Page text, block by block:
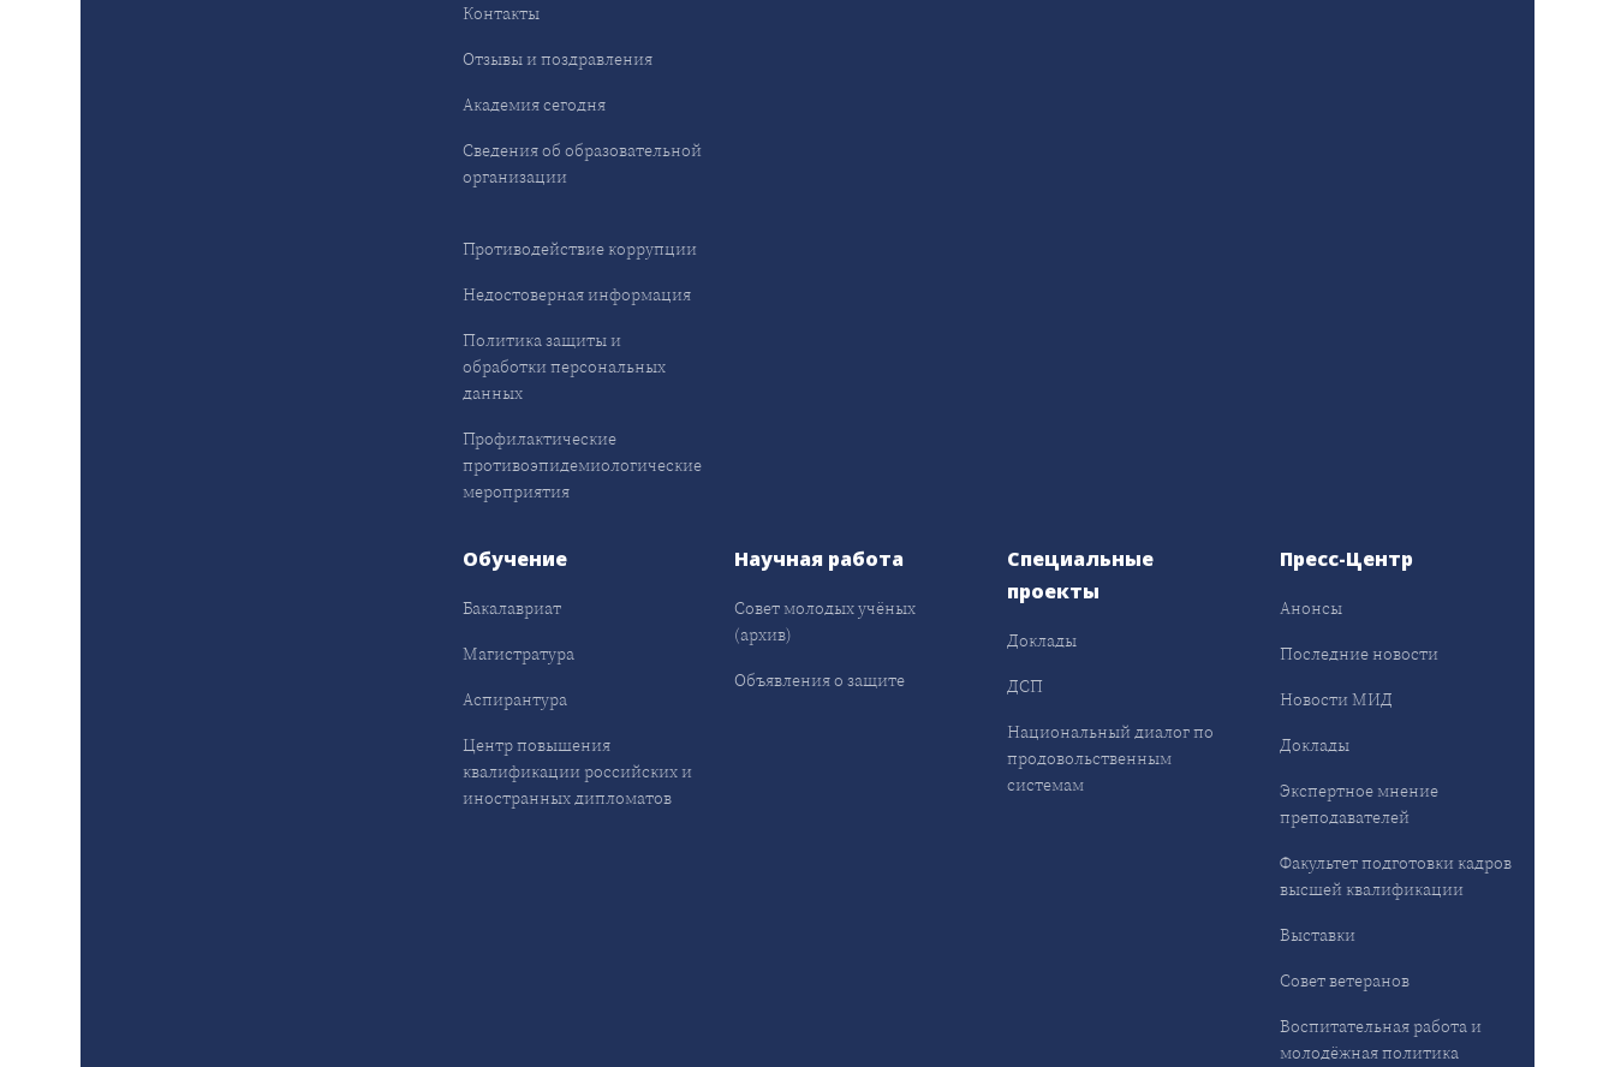
Контакты
Отзывы и поздравления
Академия сегодня
Сведения об образовательной
организации
Противодействие коррупции
Недостоверная информация
Политика защиты и
обработки персональных
данных
Профилактические
противоэпидемиологические
мероприятия
Обучение
Бакалавриат
Магистратура
Аспирантура
Центр повышения
квалификации российских и
иностранных дипломатов
Научная работа
Совет молодых учёных
(архив)
Объявления о защите
Специальные
проекты
Доклады
ДСП
Национальный диалог по
продовольственным
системам
Пресс-Центр
Анонсы
Последние новости
Новости МИД
Доклады
Экспертное мнение
преподавателей
Факультет подготовки кадров
высшей квалификации
Выставки
Совет ветеранов
Воспитательная работа и
молодёжная политика